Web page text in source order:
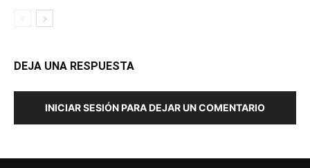
DEJA UNA RESPUESTA
INICIAR SESIÓN PARA DEJAR UN COMENTARIO